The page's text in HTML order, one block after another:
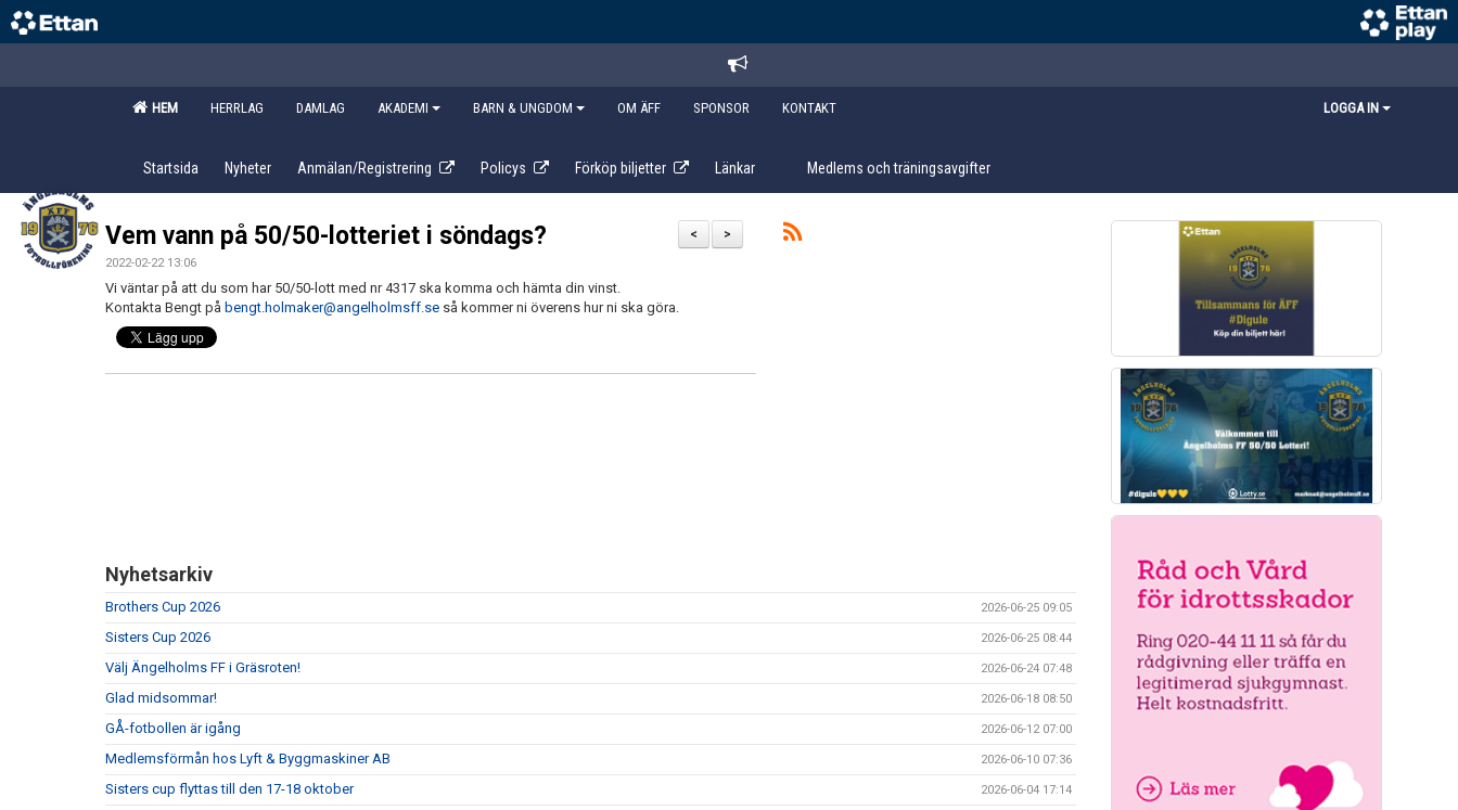
HEM HERRLAG DAMLAG AKADEMI BARN & UNGDOM OM ÄFF SPONSOR KONTAKT LOGGA IN
Startsida Nyheter Anmälan/Registrering Policys Förköp biljetter Länkar Medlems och träningsavgifter
>
<
Vem vann på 50/50-lotteriet i söndags?
2022-02-22 13:06
Vi väntar på att du som har 50/50-lott med nr 4317 ska komma och hämta din vinst.
Kontakta Bengt på bengt.holmaker@angelholmsff.se så kommer ni överens hur ni ska göra.
Nyhetsarkiv
Brothers Cup 2026 2026-06-25 09:05
Sisters Cup 2026 2026-06-25 08:44
Välj Ängelholms FF i Gräsroten! 2026-06-24 07:48
Glad midsommar! 2026-06-18 08:50
GÅ-fotbollen är igång 2026-06-12 07:00
Medlemsförmån hos Lyft & Byggmaskiner AB 2026-06-10 07:36
Sisters cup flyttas till den 17-18 oktober 2026-06-04 17:14